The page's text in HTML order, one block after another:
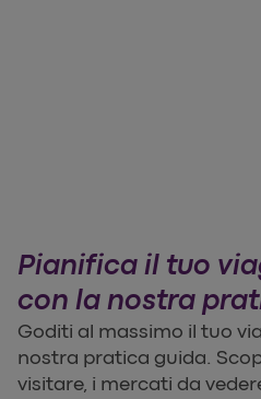
Pianifica il tuo
con la nostra
Goditi al massimo il tuo
nostra pratica guida.
visitare, i mercati da